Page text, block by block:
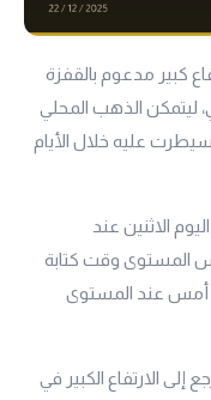
كبير مدعوم بالقفزة
ليتمكن الذهب المحلي
عليه خلال الأيام
الاثنين عند
عند نفس المستوى وقت كتابة
أمس عند المستوى
إلى الارتفاع الكبير في